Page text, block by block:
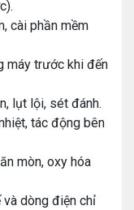
cài phần mềm
máy trước khi đến
lụt lội, sét đánh.
tác động bên
mòn, oxy hóa
dòng điện chỉ